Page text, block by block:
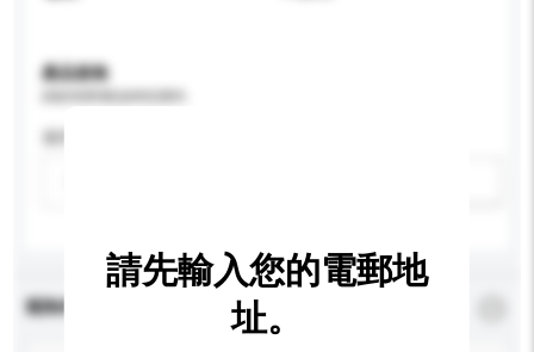
產品規格
查詢內容
請先輸入您的電郵地
址。